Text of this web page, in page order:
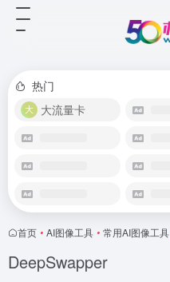
热门
大流量卡
首页 • AI图像工具 • 常用AI图像工具
DeepSwapper